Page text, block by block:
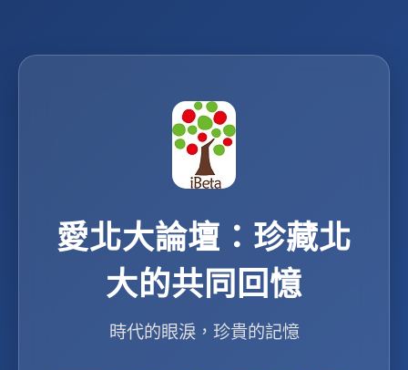
愛北大論壇：珍藏北
大的共同回憶
時代的眼淚，珍貴的記憶